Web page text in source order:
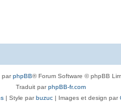
parphpBB® Forum Software © phpBB
Traduit parphpBB-fr.com
| Style parbuzuc| Images et design par